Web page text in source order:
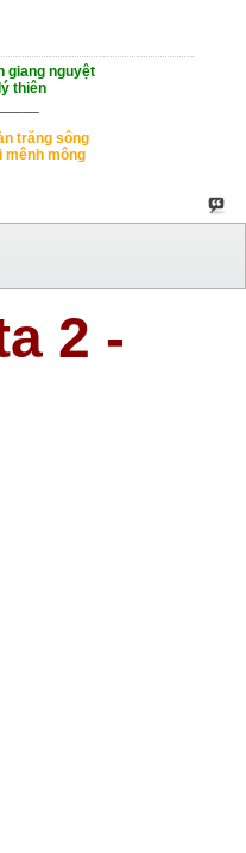
giang nguyệt
thiên
trăng sông
mênh mông
2 -